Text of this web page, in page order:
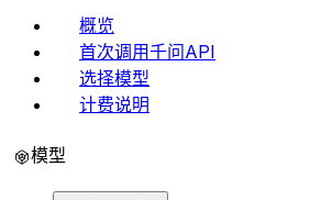
概览
首次调用千问API
选择模型
计费说明
模型